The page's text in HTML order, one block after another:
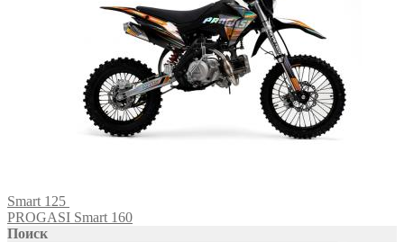
Smart 125
PROGASI Smart 160
Поиск